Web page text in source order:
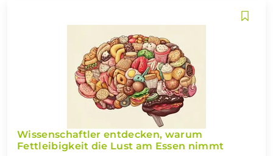
Wissenschaftler entdecken, warum
Fettleibigkeit die Lust am Essen nimmt